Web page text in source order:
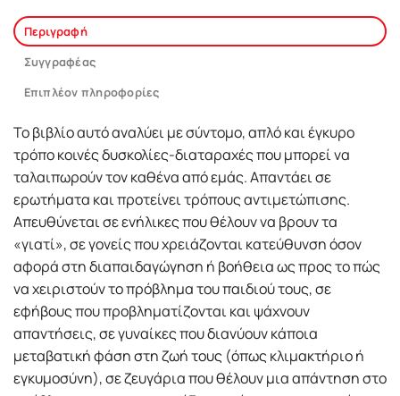
Περιγραφή
Συγγραφέας
Επιπλέον πληροφορίες
Το βιβλίο αυτό αναλύει με σύντομο, απλό και έγκυρο
τρόπο κοινές δυσκολίες-διαταραχές που μπορεί να
ταλαιπωρούν τον καθένα από εμάς. Απαντάει σε
ερωτήματα και προτείνει τρόπους αντιμετώπισης.
Απευθύνεται σε ενήλικες που θέλουν να βρουν τα
«γιατί», σε γονείς που χρειάζονται κατεύθυνση όσον
αφορά στη διαπαιδαγώγηση ή βοήθεια ως προς το πώς
να χειριστούν το πρόβλημα του παιδιού τους, σε
εφήβους που προβληματίζονται και ψάχνουν
απαντήσεις, σε γυναίκες που διανύουν κάποια
μεταβατική φάση στη ζωή τους (όπως κλιμακτήριο ή
εγκυμοσύνη), σε ζευγάρια που θέλουν μια απάντηση στο